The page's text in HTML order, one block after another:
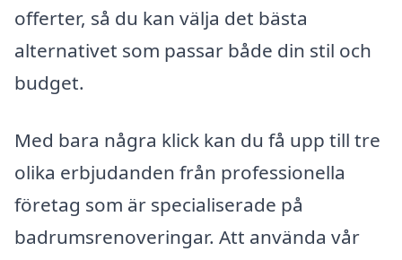
offerter, så du kan välja det bästa
alternativet som passar både din stil och
budget.
Med bara några klick kan du få upp till tre
olika erbjudanden från professionella
företag som är specialiserade på
badrumsrenoveringar. Att använda vår